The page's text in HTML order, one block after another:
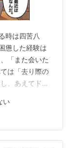
時は四苦八
憊した経験は
「また会いた
は「去り際の
、あえてドア
の戦闘態勢 先
ンサービスを
ブスクといえ
そんなイメー
い